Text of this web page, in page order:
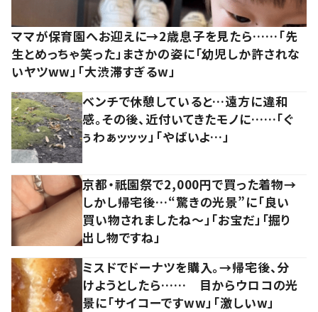
ママが保育園へお迎えに→2歳息子を見たら……「先
生とめっちゃ笑った」まさかの姿に「幼児しか許されな
いヤツww」「大渋滞すぎるw」
ベンチで休憩していると…遠方に違和
感。その後、近付いてきたモノに……「ぐ
ぅわぁッッッ」「やばいよ…」
京都・祇園祭で2,000円で買った着物→
しかし帰宅後…“驚きの光景”に「良い
買い物されましたね～」「お宝だ」「掘り
出し物ですね」
ミスドでドーナツを購入。→帰宅後、分
けようとしたら…… 目からウロコの光
景に「サイコーですww」「激しいw」